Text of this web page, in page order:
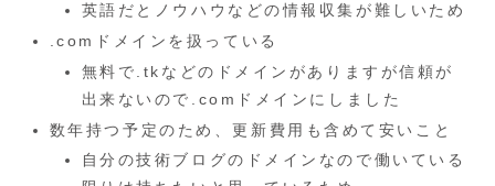
英語だとノウハウなどの情報収集が難しいため
.comドメインを扱っている
無料で.tkなどのドメインがありますが信頼が
出来ないので.comドメインにしました
数年持つ予定のため、更新費用も含めて安いこと
自分の技術ブログのドメインなので働いている